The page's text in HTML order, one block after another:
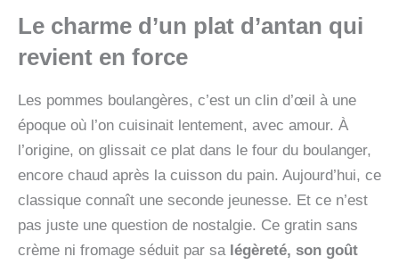
Le charme d’un plat d’antan qui
revient en force
Les pommes boulangères, c’est un clin d’œil à une
époque où l’on cuisinait lentement, avec amour. À
l’origine, on glissait ce plat dans le four du boulanger,
encore chaud après la cuisson du pain. Aujourd’hui, ce
classique connaît une seconde jeunesse. Et ce n’est
pas juste une question de nostalgie. Ce gratin sans
crème ni fromage séduit par sa légèreté, son goût